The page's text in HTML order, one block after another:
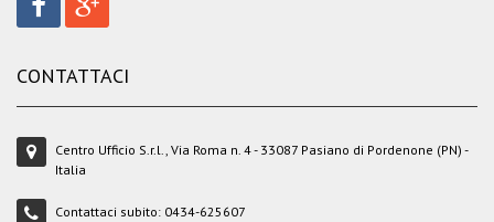
CONTATTACI
Centro Ufficio S.r.l., Via Roma n. 4 - 33087 Pasiano di Pordenone (PN) -
Italia
Contattaci subito: 0434-625607